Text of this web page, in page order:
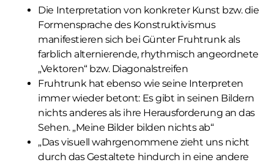
Die Interpretation von konkreter Kunst bzw. die
Formensprache des Konstruktivismus
manifestieren sich bei Günter Fruhtrunk als
farblich alternierende, rhythmisch angeordnete
„Vektoren“ bzw. Diagonalstreifen
Fruhtrunk hat ebenso wie seine Interpreten
immer wieder betont: Es gibt in seinen Bildern
nichts anderes als ihre Herausforderung an das
Sehen. „Meine Bilder bilden nichts ab“
„Das visuell wahrgenommene zieht uns nicht
durch das Gestaltete hindurch in eine andere